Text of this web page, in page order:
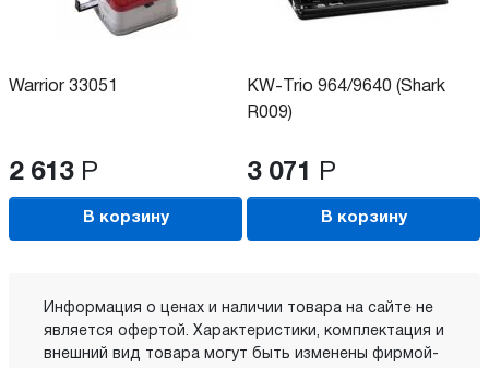
Warrior 33051
2 613 Р
В корзину
KW-Trio 964/9640 (Shark
R009)
3 071 Р
В корзину
Информация о ценах и наличии товара на сайте не
является офертой. Характеристики, комплектация и
внешний вид товара могут быть изменены фирмой-